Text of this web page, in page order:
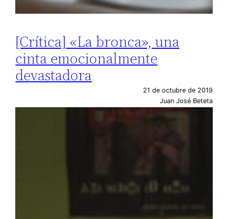
[Crítica] «La bronca», una
cinta emocionalmente
devastadora
21 de octubre de 2019
Juan José Beteta